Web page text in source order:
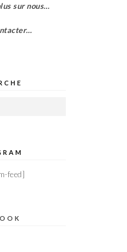
sur nous…
feed]